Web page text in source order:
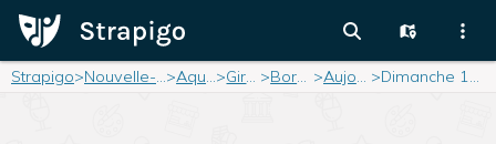
Strapigo> Nouvelle-Aquitaine> Aquitaine> Gironde > Bordeaux > Aujourd'hui > Dimanche 10 août 2025